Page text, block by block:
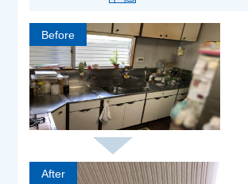
Before
After